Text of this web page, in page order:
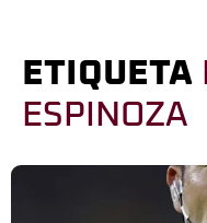
ETIQUETA
ESPINOZA